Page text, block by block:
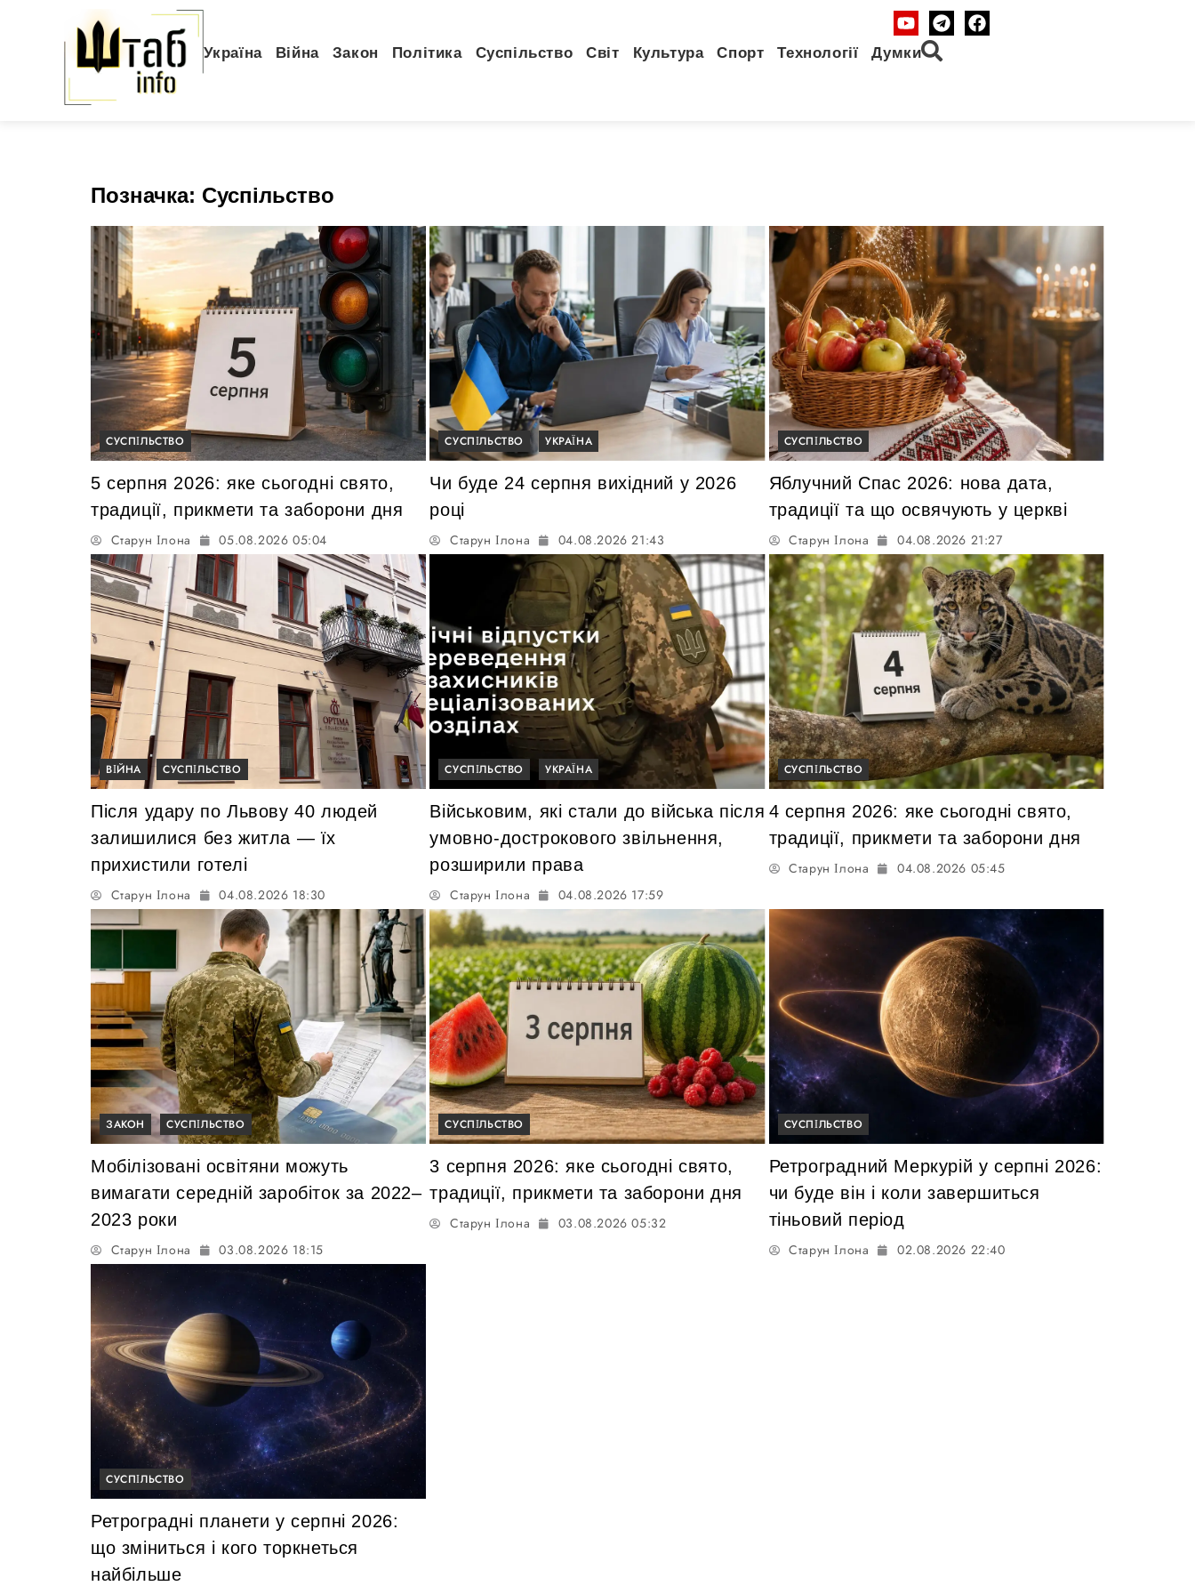
Україна Війна Закон Політика Суспільство Світ Культура Спорт Технології Думки
Позначка: Суспільство
СУСПІЛЬСТВО
5 серпня 2026: яке сьогодні свято,
традиції, прикмети та заборони дня
Старун Ілона 05.08.2026 05:04
СУСПІЛЬСТВО УКРАЇНА
Чи буде 24 серпня вихідний у 2026
році
Старун Ілона 04.08.2026 21:43
СУСПІЛЬСТВО
Яблучний Спас 2026: нова дата,
традиції та що освячують у церкві
Старун Ілона 04.08.2026 21:27
ВІЙНА СУСПІЛЬСТВО
Після удару по Львову 40 людей
залишилися без житла — їх
прихистили готелі
Старун Ілона 04.08.2026 18:30
СУСПІЛЬСТВО УКРАЇНА
Військовим, які стали до війська після
умовно-дострокового звільнення,
розширили права
Старун Ілона 04.08.2026 17:59
СУСПІЛЬСТВО
4 серпня 2026: яке сьогодні свято,
традиції, прикмети та заборони дня
Старун Ілона 04.08.2026 05:45
ЗАКОН СУСПІЛЬСТВО
Мобілізовані освітяни можуть
вимагати середній заробіток за 2022–
2023 роки
Старун Ілона 03.08.2026 18:15
СУСПІЛЬСТВО
3 серпня 2026: яке сьогодні свято,
традиції, прикмети та заборони дня
Старун Ілона 03.08.2026 05:32
СУСПІЛЬСТВО
Ретроградний Меркурій у серпні 2026:
чи буде він і коли завершиться
тіньовий період
Старун Ілона 02.08.2026 22:40
СУСПІЛЬСТВО
Ретроградні планети у серпні 2026:
що зміниться і кого торкнеться
найбільше